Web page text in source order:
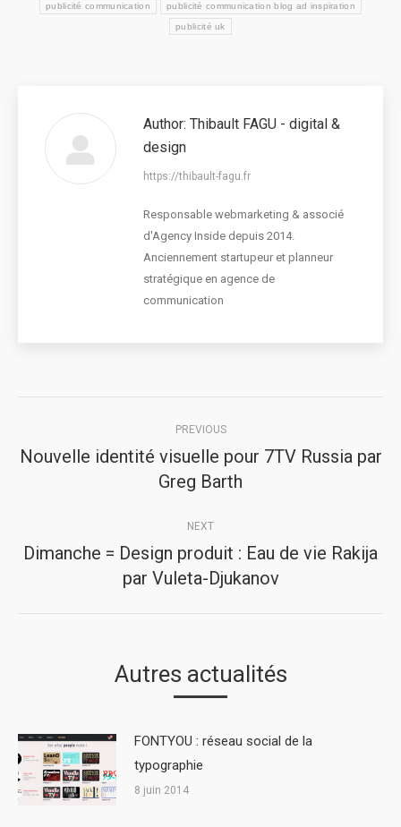
publicité communication publicité communication blog ad inspiration
publicité uk
Author: Thibault FAGU - digital &
design
https://thibault-fagu.fr
Responsable webmarketing & associé
d'Agency Inside depuis 2014.
Anciennement startupeur et planneur
stratégique en agence de
communication
navigation
PREVIOUS
Previous
post:
Nouvelle identité visuelle pour 7TV Russia par
Greg Barth
NEXT
Next
post:
Dimanche = Design produit : Eau de vie Rakija
par Vuleta-Djukanov
Autres actualités
FONTYOU : réseau social de la
typographie
8 juin 2014